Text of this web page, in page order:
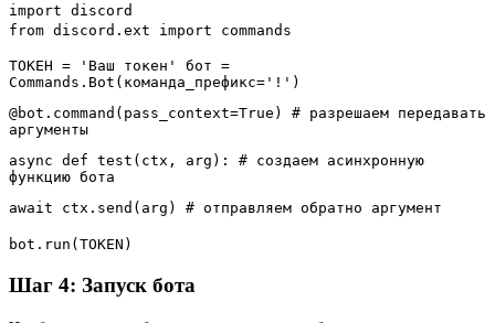
import discord
from discord.ext import commands
ТОКЕН = 'Ваш токен' бот =
Commands.Bot(команда_префикс='!')
@bot.command(pass_context=True) # разрешаем передавать
аргументы
async def test(ctx, arg): # создаем асинхронную
функцию бота
await ctx.send(arg) # отправляем обратно аргумент
bot.run(TOKEN)
Шаг 4: Запуск бота